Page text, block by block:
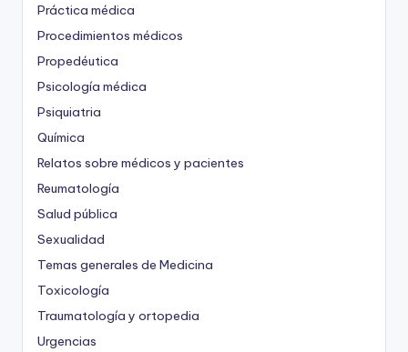
Práctica médica
Procedimientos médicos
Propedéutica
Psicología médica
Psiquiatria
Química
Relatos sobre médicos y pacientes
Reumatología
Salud pública
Sexualidad
Temas generales de Medicina
Toxicología
Traumatología y ortopedia
Urgencias